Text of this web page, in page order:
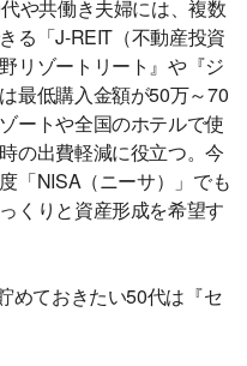
や共働き夫婦には、複数
る「J-REIT（不動産投資
リゾートリート』や『ジ
最低購入金額が50万～70
ートや全国のホテルで使
の出費軽減に役立つ。今
「NISA（ニーサ）」でも
くりと資産形成を希望す
めておきたい50代は『セ